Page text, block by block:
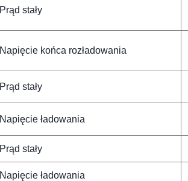
Prąd stały
Napięcie końca rozładowania
Prąd stały
Napięcie ładowania
Prąd stały
Napięcie ładowania